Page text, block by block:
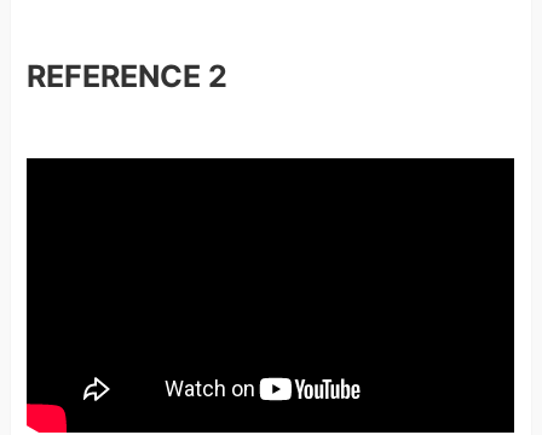
REFERENCE 2